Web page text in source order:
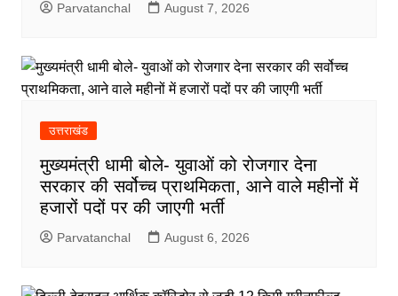
Parvatanchal August 7, 2026
उत्तराखंड
मुख्यमंत्री धामी बोले- युवाओं को रोजगार देना
सरकार की सर्वोच्च प्राथमिकता, आने वाले महीनों में
हजारों पदों पर की जाएगी भर्ती
Parvatanchal August 6, 2026